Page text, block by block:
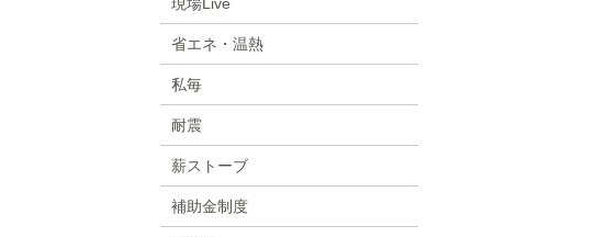
省エネ・温熱
私毎
耐震
薪ストーブ
補助金制度